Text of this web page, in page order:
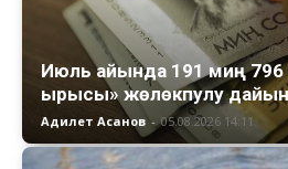
Июль айында 191 миң 796
ырысы» жөлөкпулу
Адилет Асанов - 05.08.2026 14:11